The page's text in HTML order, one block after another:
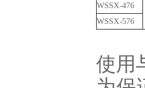
WSSX-476
WSSX-576
使用